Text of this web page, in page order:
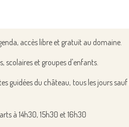
accès libre et gratuit au domaine.
scolaires et groupes d'enfants.
guidées du château, tous les jours
à 14h30, 15h30 et 16h30